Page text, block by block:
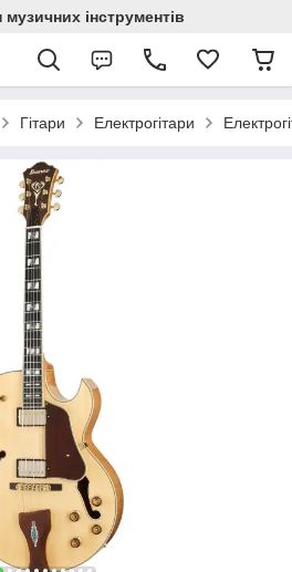
інструментів
Гітари Електрогітари